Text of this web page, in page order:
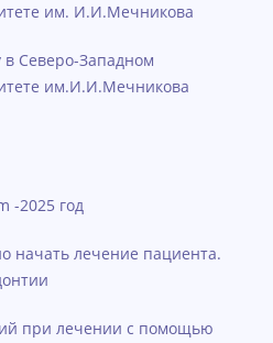
им. И.И.Мечникова
в Северо-Западном
им.И.И.Мечникова
-2025 год
начать лечение пациента.
при лечении с помощью